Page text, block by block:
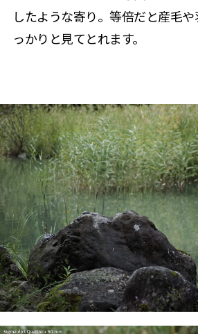
したような寄り。等倍だと産毛
っかりと見てとれます。